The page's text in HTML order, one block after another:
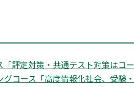
「評定対策・共通テスト対策はコ
グコース「高度情報化社会、受験